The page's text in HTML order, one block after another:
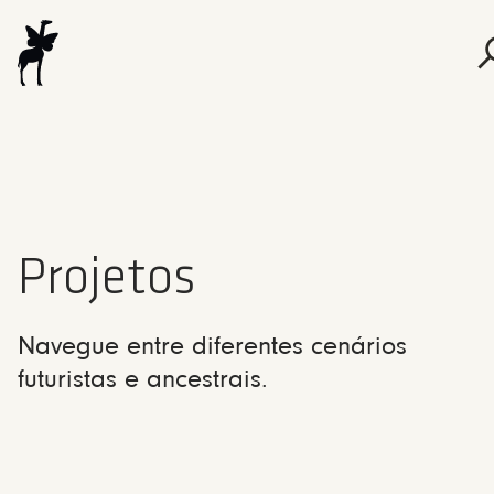
Projetos
Navegue entre diferentes cenários
futuristas e ancestrais.